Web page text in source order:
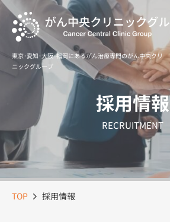
Skip
content
東京･愛知･大阪･福岡にあるがん治療専門のがん中央クリ
ニックグループ
採用情報
RECRUITMENT
TOP 採用情報